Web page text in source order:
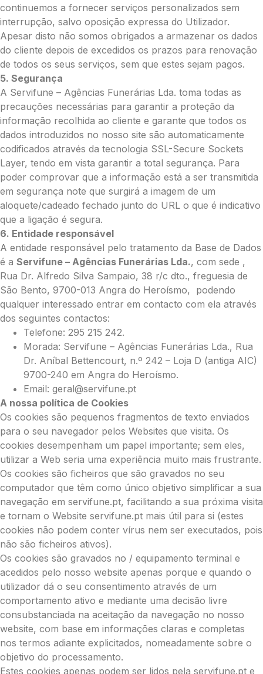
continuemos a fornecer serviços personalizados sem
interrupção, salvo oposição expressa do Utilizador.
Apesar disto não somos obrigados a armazenar os dados
do cliente depois de excedidos os prazos para renovação
de todos os seus serviços, sem que estes sejam pagos.
5. Segurança
A Servifune – Agências Funerárias Lda. toma todas as
precauções necessárias para garantir a proteção da
informação recolhida ao cliente e garante que todos os
dados introduzidos no nosso site são automaticamente
codificados através da tecnologia SSL-Secure Sockets
Layer, tendo em vista garantir a total segurança. Para
poder comprovar que a informação está a ser transmitida
em segurança note que surgirá a imagem de um
aloquete/cadeado fechado junto do URL o que é indicativo
que a ligação é segura.
6. Entidade responsável
A entidade responsável pelo tratamento da Base de Dados
é a Servifune – Agências Funerárias Lda., com sede ,
Rua Dr. Alfredo Silva Sampaio, 38 r/c dto., freguesia de
São Bento, 9700-013 Angra do Heroísmo, podendo
qualquer interessado entrar em contacto com ela através
dos seguintes contactos:
Telefone: 295 215 242.
Morada: Servifune – Agências Funerárias Lda., Rua
Dr. Aníbal Bettencourt, n.º 242 – Loja D (antiga AIC)
9700-240 em Angra do Heroísmo.
Email: geral@servifune.pt
A nossa política de Cookies
Os cookies são pequenos fragmentos de texto enviados
para o seu navegador pelos Websites que visita. Os
cookies desempenham um papel importante; sem eles,
utilizar a Web seria uma experiência muito mais frustrante.
Os cookies são ficheiros que são gravados no seu
computador que têm como único objetivo simplificar a sua
navegação em servifune.pt, facilitando a sua próxima visita
e tornam o Website servifune.pt mais útil para si (estes
cookies não podem conter vírus nem ser executados, pois
não são ficheiros ativos).
Os cookies são gravados no / equipamento terminal e
acedidos pelo nosso website apenas porque e quando o
utilizador dá o seu consentimento através de um
comportamento ativo e mediante uma decisão livre
consubstanciada na aceitação da navegação no nosso
website, com base em informações claras e completas
nos termos adiante explicitados, nomeadamente sobre o
objetivo do processamento.
Estes cookies apenas podem ser lidos pela servifune.pt e